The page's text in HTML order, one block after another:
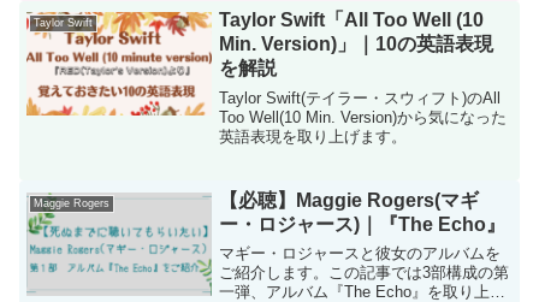
Taylor Swift
Taylor Swift「All Too Well (10
Min. Version)」｜10の英語表現
を解説
Taylor Swift(テイラー・スウィフト)のAll
Too Well(10 Min. Version)から気になった
英語表現を取り上げます。
Maggie Rogers
【必聴】Maggie Rogers(マギ
ー・ロジャース)｜『The Echo』
マギー・ロジャースと彼女のアルバムを
ご紹介します。この記事では3部構成の第
一弾、アルバム『The Echo』を取り上げ